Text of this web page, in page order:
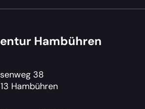
Hambühren
38
Hambühren